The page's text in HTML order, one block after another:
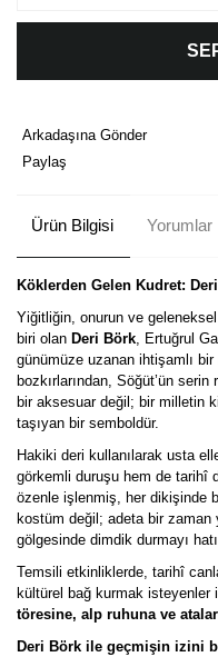
Arkadaşına Gönder
Paylaş
Ürün Bilgisi Yorumlar
Köklerden Gelen Kudret:
Yiğitliğin, onurun ve
biri olan Deri Börk , Ertuğrul
günümüze uzanan ihtişamlı
bozkırlarından, Söğüt’ün
bir aksesuar değil; bir milletin
taşıyan bir semboldür.
Hakiki deri kullanılarak usta
görkemli duruşu hem de tarihî
özenle işlenmiş, her dikişinde
kostüm değil; adeta bir zaman
gölgesinde dimdik durmayı
Temsili etkinliklerde, tarihî
kültürel bağ kurmak isteyenler
töresine, alp ruhuna ve
Deri Börk ile geçmişin izini